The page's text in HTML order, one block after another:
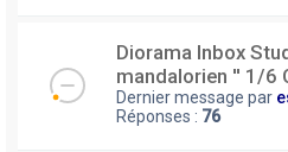
Diorama Inbox
mandalorien ′′ 1/6
Dernier message par
Réponses : 76